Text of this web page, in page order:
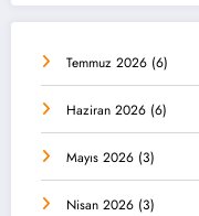
Temmuz 2026 (6)
Haziran 2026 (6)
Mayıs 2026 (3)
Nisan 2026 (3)